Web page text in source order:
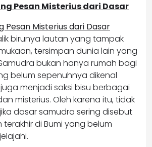
Pesan Misterius dari Dasar
Pesan Misterius dari Dasar
birunya lautan yang tampak
tersimpan dunia lain yang
bukan hanya rumah bagi
belum sepenuhnya dikenal
menjadi saksi bisu berbagai
misterius. Oleh karena itu, tidak
dasar samudra sering disebut
di Bumi yang belum